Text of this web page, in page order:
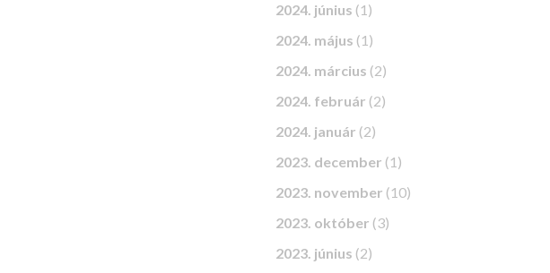
2024. június (1)
2024. május (1)
2024. március (2)
2024. február (2)
2024. január (2)
2023. december (1)
2023. november (10)
2023. október (3)
2023. június (2)